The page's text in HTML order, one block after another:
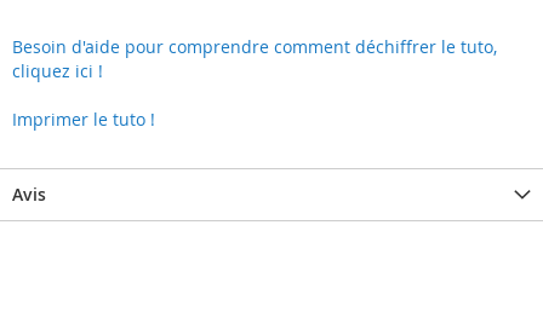
Besoin d'aide pour comprendre comment déchiffrer le tuto,
cliquez ici !
Imprimer le tuto !
Avis